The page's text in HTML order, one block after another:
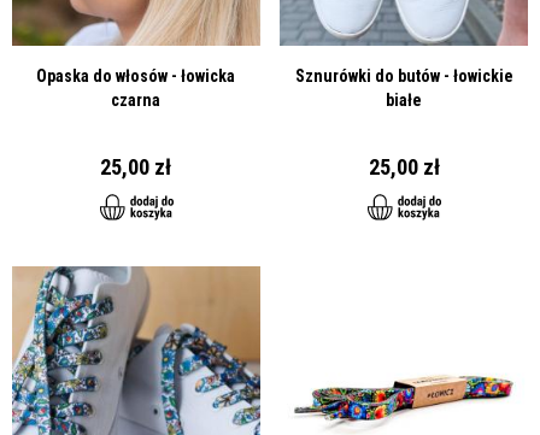
Opaska do włosów - łowicka
czarna
25,00 zł
Sznurówki do butów - łowickie
białe
25,00 zł